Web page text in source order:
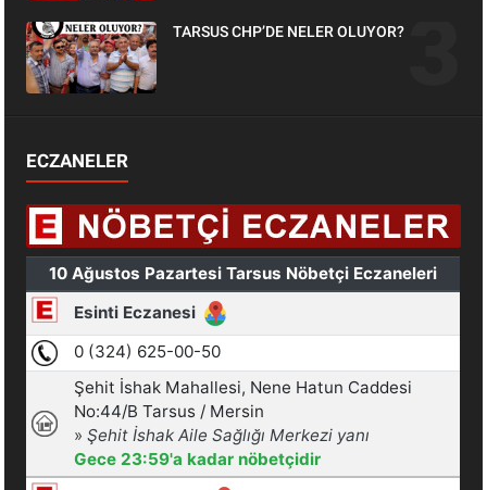
TARSUS CHP’DE NELER OLUYOR?
ECZANELER